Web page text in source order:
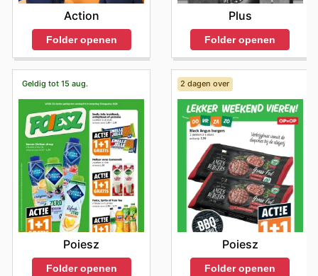
Action
Folder openen
Plus
Folder openen
Geldig tot 15 aug.
Poiesz
Folder openen
2 dagen over
Poiesz
Folder openen